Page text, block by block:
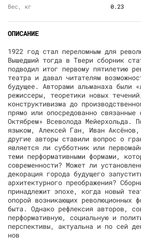
Вес, кг
0.23
ОПИСАНИЕ
1922 год стал переломным для
Вышедший тогда в Твери сборник
подводил итог первому пятилетию
театра и давал читателям
будущее. Авторами альманаха были
режиссеры, теоретики новых
конструктивизма до
прямо или опосредованно связанные
Октябрем» Всеволода Мейерхольда.
языком, Алексей Ган, Иван
другие авторы ставили вопрос о
является ли субботник или
теми перформативными формами,
современности? Может ли
декорация города будущего
архитектурного преображения?
принадлежит эпохе, когда новый
опорой возникающих революционных
быта. Однако рефлексия авторов,
перформативную, социальную и
перспективы, актуальна и по сей
нов